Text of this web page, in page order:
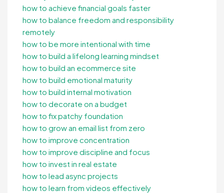
how to achieve financial goals faster
how to balance freedom and responsibility
remotely
how to be more intentional with time
how to build a lifelong learning mindset
how to build an ecommerce site
how to build emotional maturity
how to build internal motivation
how to decorate on a budget
how to fix patchy foundation
how to grow an email list from zero
how to improve concentration
how to improve discipline and focus
how to invest in real estate
how to lead async projects
how to learn from videos effectively